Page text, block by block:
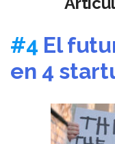
#4 El
en 4